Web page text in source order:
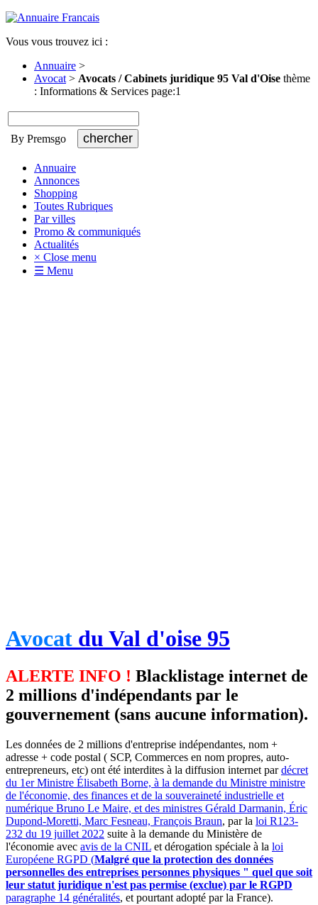
Vous vous trouvez ici :
Annuaire >
Avocat > Avocats / Cabinets juridique 95 Val d'Oise thème
: Informations & Services page:1
By Premsgo
Annuaire
Annonces
Shopping
Toutes Rubriques
Par villes
Promo & communiqués
Actualités
× Close menu
☰ Menu
Avocat du Val d'oise 95
ALERTE INFO ! Blacklistage internet de
2 millions d'indépendants par le
gouvernement (sans aucune information).
Les données de 2 millions d'entreprise indépendantes, nom +
adresse + code postal ( SCP, Commerces en nom propres, auto-
entrepreneurs, etc) ont été interdites à la diffusion internet pardécret
du 1er Ministre Élisabeth Borne, à la demande du Ministre ministre
de l'économie, des finances et de la souveraineté industrielle et
numérique Bruno Le Maire, et des ministres Gérald Darmanin, Éric
Dupond-Moretti, Marc Fesneau, François Braun, par la loi R123-
232 du 19 juillet 2022 suite à la demande du Ministère de
l'économie avec avis de la CNIL et dérogation spéciale à la loi
Européene RGPD (Malgré que la protection des données
personnelles des entreprises personnes physiques " quel que soit
leur statut juridique n'est pas permise (exclue) par le RGPD
paragraphe 14 généralités, et pourtant adopté par la France).